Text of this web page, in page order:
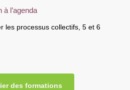
à l’agenda
les processus collectifs, 5 et 6
des formations